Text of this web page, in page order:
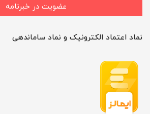
عضویت در خبرنامه
نماد اعتماد الکترونیک و نماد ساماندهی